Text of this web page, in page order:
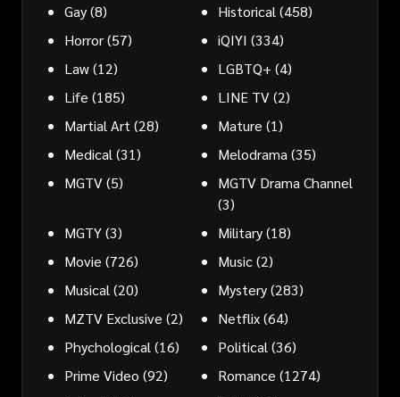
Gay(8) Historical (458)
Horror(57) iQIYI (334)
Law(12) LGBTQ+ (4)
Life (185) LINE TV(2)
Martial Art (28) Mature (1)
Medical (31) Melodrama (35)
MGTV(5)
MGTV Drama Channel
(3)
MGTY(3) Military(18)
Movie (726) Music(2)
Musical (20) Mystery(283)
MZTV Exclusive (2) Netflix(64)
Phychological (16) Political (36)
Prime Video (92) Romance (1274)